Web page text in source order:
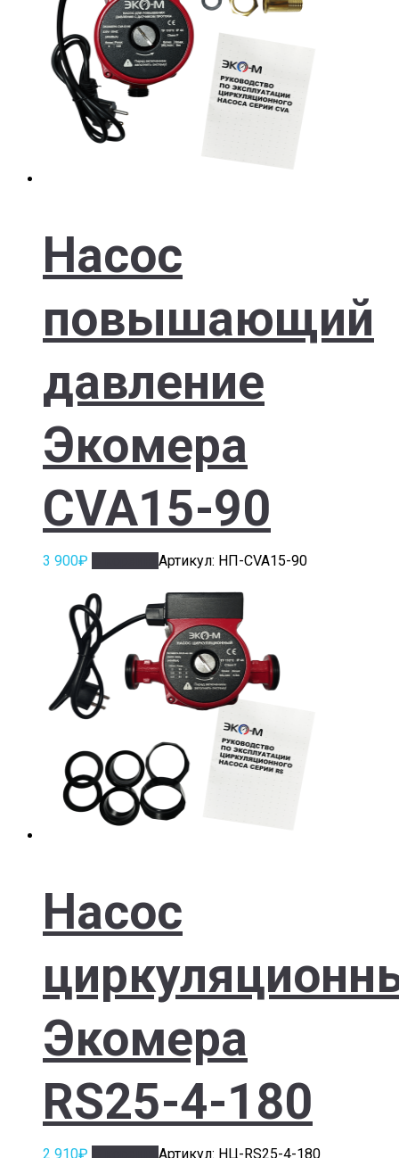
Насос
повышающий
давление
Экомера
CVA15-90
3 900₽ Артикул: НП-CVA15-90
Насос
Экомера
RS25-4-180
2 910₽ Артикул: НЦ-RS25-4-180